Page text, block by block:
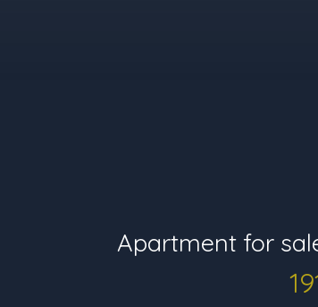
Apartment for